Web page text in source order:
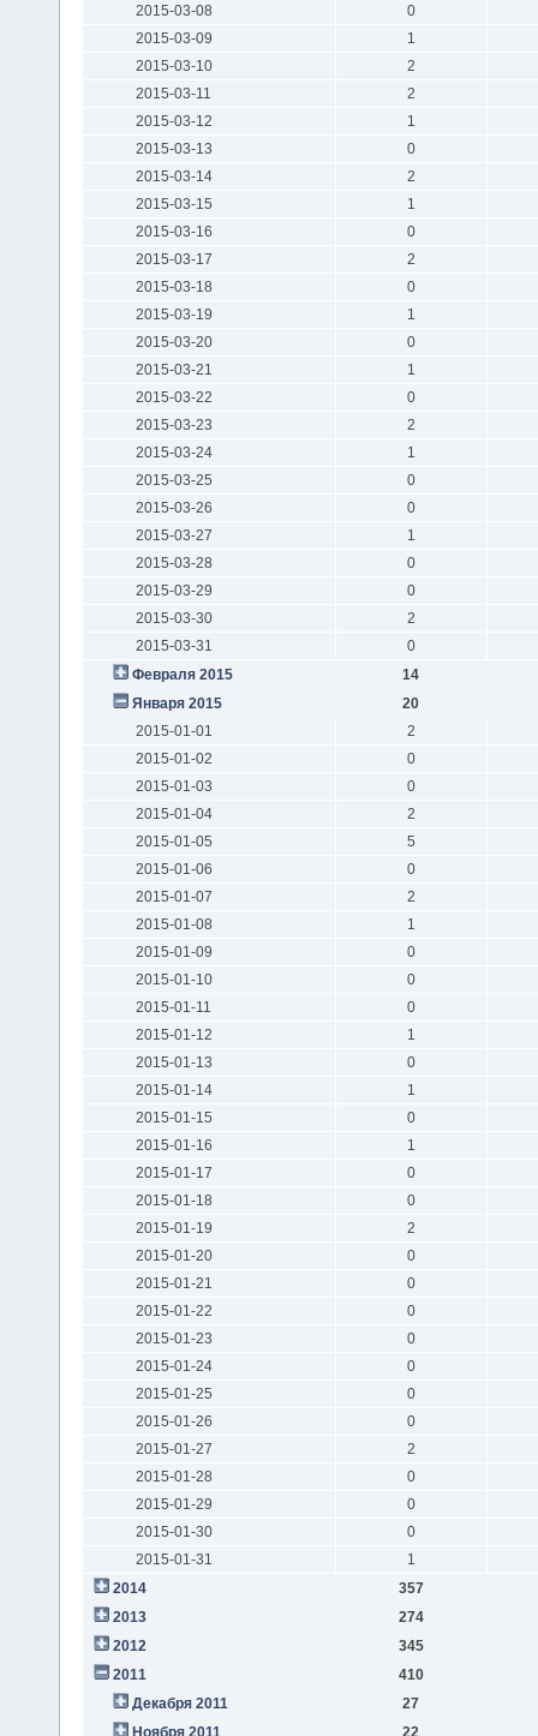
2015-03-08
0
2015-03-09
1
2015-03-10
2
2015-03-11
2
2015-03-12
1
2015-03-13
0
2015-03-14
2
2015-03-15
1
2015-03-16
0
2015-03-17
2
2015-03-18
0
2015-03-19
1
2015-03-20
0
2015-03-21
1
2015-03-22
0
2015-03-23
2
2015-03-24
1
2015-03-25
0
2015-03-26
0
2015-03-27
1
2015-03-28
0
2015-03-29
0
2015-03-30
2
2015-03-31
0
Февраля 2015
14
Января 2015
20
2015-01-01
2
2015-01-02
0
2015-01-03
0
2015-01-04
2
2015-01-05
5
2015-01-06
0
2015-01-07
2
2015-01-08
1
2015-01-09
0
2015-01-10
0
2015-01-11
0
2015-01-12
1
2015-01-13
0
2015-01-14
1
2015-01-15
0
2015-01-16
1
2015-01-17
0
2015-01-18
0
2015-01-19
2
2015-01-20
0
2015-01-21
0
2015-01-22
0
2015-01-23
0
2015-01-24
0
2015-01-25
0
2015-01-26
0
2015-01-27
2
2015-01-28
0
2015-01-29
0
2015-01-30
0
2015-01-31
1
2014
357
2013
274
2012
345
2011
410
Декабря 2011
27
Ноября 2011
22